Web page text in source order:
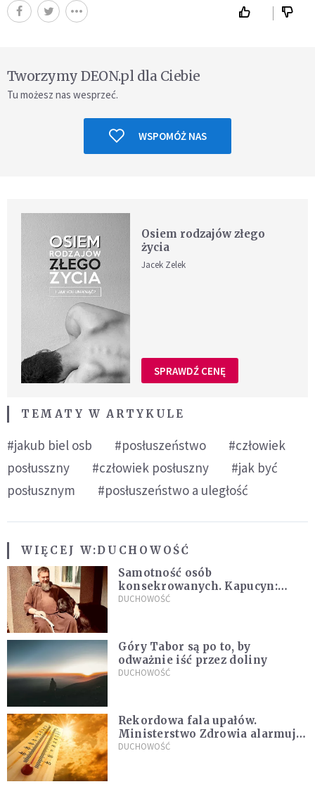
Tworzymy DEON.pl dla Ciebie
Tu możesz nas wesprzeć.
WSPOMÓŻ NAS
Osiem rodzajów złego
życia
Jacek Zelek
SPRAWDŹ CENĘ
TEMATY W ARTYKULE
#jakub biel osb #posłuszeństwo
#człowiek
posłusszny
#człowiek posłuszny
#jak być
posłusznym
#posłuszeństwo a uległość
WIĘCEJ W:DUCHOWOŚĆ
Samotność osób
konsekrowanych. Kapucyn:
Życie w pojedynkę rzadko jest
DUCHOWOŚĆ
Góry Tabor są po to, by
odważnie iść przez doliny
DUCHOWOŚĆ
Rekordowa fala upałów.
Ministerstwo Zdrowia alarmuje
po doświadczeniach z czerwca
DUCHOWOŚĆ